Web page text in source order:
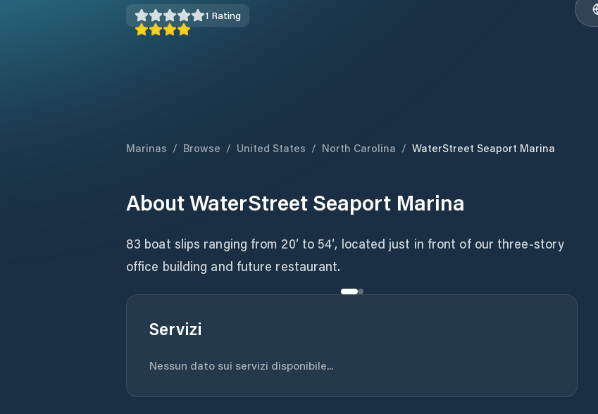
1 Rating
Marinas / Browse / United States / North Carolina / WaterStreet Seaport Marina
AboutWaterStreet Seaport Marina
83 boat slips ranging from 20′ to 54′, located just in front of our three-story
office building and future restaurant.
Servizi
Nessun dato sui servizi disponibile...